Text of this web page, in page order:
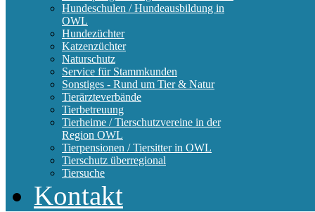
Hundeschulen / Hundeausbildung in
OWL
Hundezüchter
Katzenzüchter
Naturschutz
Service für Stammkunden
Sonstiges - Rund um Tier & Natur
Tierärzteverbände
Tierbetreuung
Tierheime / Tierschutzvereine in der
Region OWL
Tierpensionen / Tiersitter in OWL
Tierschutz überregional
Tiersuche
Kontakt